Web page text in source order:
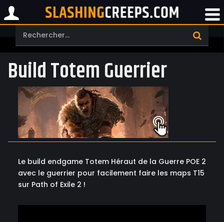
Build Totem Guerrier
Le build endgame Totem Héraut de la Guerre POE 2
avec le guerrier pour facilement faire les maps T15
sur Path of Exile 2 !